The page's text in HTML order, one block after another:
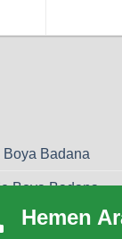
Boya Badana
Boya Badana
Badana
Hemen